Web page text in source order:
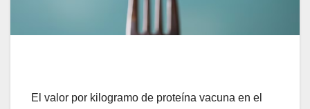
El valor por kilogramo de proteína vacuna en el